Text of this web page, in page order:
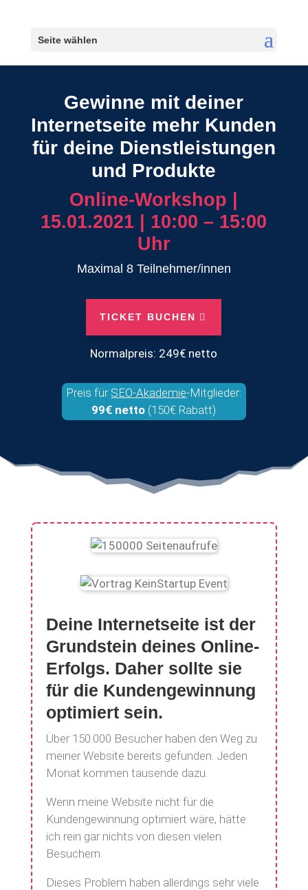
Seite wählen
Gewinne mit deiner
Internetseite mehr Kunden
für deine Dienstleistungen
und Produkte
Online-Workshop |
15.01.2021 | 10:00 – 15:00
Uhr
Maximal 8 Teilnehmer/innen
TICKET BUCHEN
Normalpreis: 249€ netto
Preis für SEO-Akademie-Mitglieder:
99€ netto (150€ Rabatt)
Deine Internetseite ist der
Grundstein deines Online-
Erfolgs. Daher sollte sie
für die Kundengewinnung
optimiert sein.
Über 150.000 Besucher haben den Weg zu
meiner Website bereits gefunden. Jeden
Monat kommen tausende dazu.
Wenn meine Website nicht für die
Kundengewinnung optimiert wäre, hätte
ich rein gar nichts von diesen vielen
Besuchern.
Dieses Problem haben allerdings sehr viele